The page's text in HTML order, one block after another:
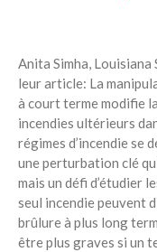
Anita Simha,
leur article: La
à court terme modifie
incendies ultérieurs
régimes d’incendie se
une perturbation clé
mais un défi d’étudier
seul incendie peuvent
brûlure à plus long
être plus graves si un